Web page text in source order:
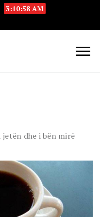
3:10:59 AM
jetën dhe i bën mirë